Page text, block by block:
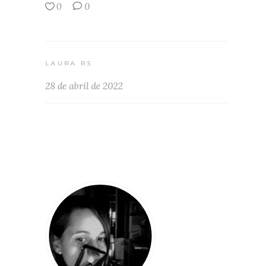
0 0
LAURA RS
28 de abril de 2022